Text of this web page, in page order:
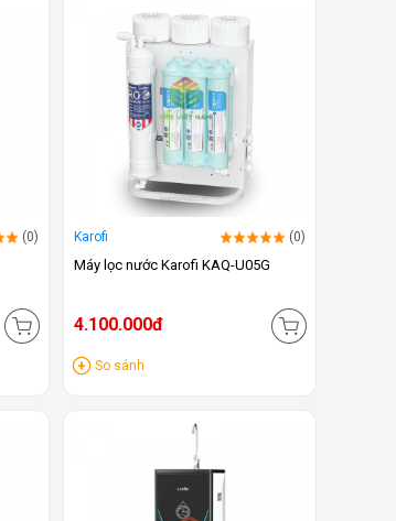
(0) Karofi (0)
Máy lọc nước Karofi KAQ-U05G
4.100.000đ
So sánh